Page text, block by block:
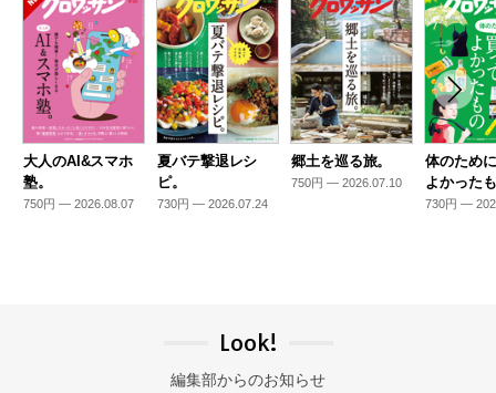
大人のAI&スマホ
塾。
750円 — 2026.08.07
夏バテ撃退レシ
ピ。
730円 — 2026.07.24
郷土を巡る旅。
750円 — 2026.07.10
体のため
よかった
730円 —
Look!
編集部からのお知らせ